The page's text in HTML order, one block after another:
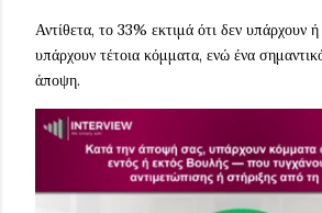
Αντίθετα, το 33% εκτιμά ότι δεν υπάρχουν
υπάρχουν τέτοια κόμματα, ενώ ένα
άποψη.